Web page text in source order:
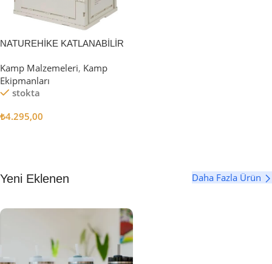
NATUREHİKE KATLANABİLİR
Kamp Malzemeleri, Kamp
Ekipmanları
stokta
₺4.295,00
Yeni Eklenen Daha Fazla Ürün